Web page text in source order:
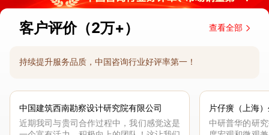
客户评价（2万+） 查看全部
持续提升服务品质，中国咨询行业好评率第一！
中国建筑西南勘察设计研究院有限公司
近期我司与贵司合作过程中，我们感觉这是
片仔癀（上海
中研普华的研